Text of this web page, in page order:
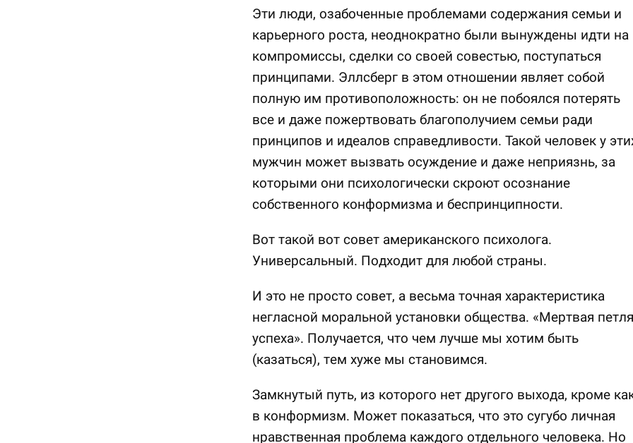
Эти люди, озабоченные проблемами содержания семьи и
карьерного роста, неоднократно были вынуждены идти на
компромиссы, сделки со своей совестью, поступаться
принципами. Эллсберг в этом отношении являет собой
полную им противоположность: он не побоялся потерять
все и даже пожертвовать благополучием семьи ради
принципов и идеалов справедливости. Такой человек у
мужчин может вызвать осуждение и даже неприязнь, за
которыми они психологически скроют осознание
собственного конформизма и беспринципности.
Вот такой вот совет американского психолога.
Универсальный. Подходит для любой страны.
И это не просто совет, а весьма точная характеристика
негласной моральной установки общества. «Мертвая петля
успеха». Получается, что чем лучше мы хотим быть
(казаться), тем хуже мы становимся.
Замкнутый путь, из которого нет другого выхода, кроме
в конформизм. Может показаться, что это сугубо личная
нравственная проблема каждого отдельного человека. Но